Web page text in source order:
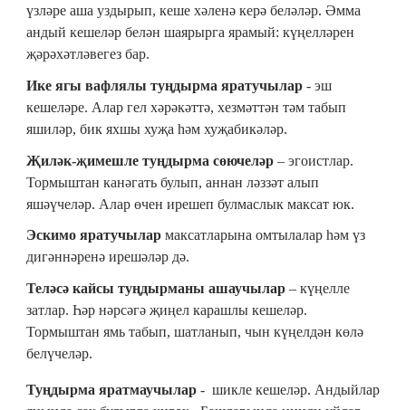
үзләре аша уздырып, кеше хәленә керә беләләр. Әмма
андый кешеләр белән шаярырга ярамый: күңелләрен
җәрәхәтләвегез бар.
Ике ягы вафлялы туңдырма яратучылар - эш
кешеләре. Алар гел хәрәкәттә, хезмәттән тәм табып
яшиләр, бик яхшы хуҗа һәм хуҗабикәләр.
Җиләк-җимешле туңдырма сөючеләр – эгоистлар.
Тормыштан канәгать булып, аннан ләззәт алып
яшәүчеләр. Алар өчен ирешеп булмаслык максат юк.
Эскимо яратучылар максатларына омтылалар һәм үз
дигәннәренә ирешәләр дә.
Теләсә кайсы туңдырманы ашаучылар – күңелле
затлар. Һәр нәрсәгә җиңел карашлы кешеләр.
Тормыштан ямь табып, шатланып, чын күңелдән көлә
белүчеләр.
Туңдырма яратмаучылар - шикле кешеләр. Андыйлар